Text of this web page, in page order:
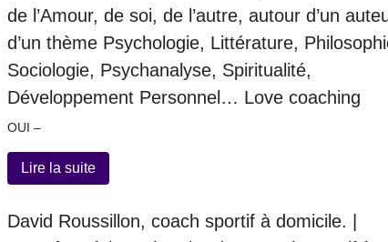
de l’Amour, de soi, de l’autre, autour d’un
d’un thème Psychologie, Littérature,
Sociologie, Psychanalyse, Spiritualité,
Développement Personnel… Love coaching
OUI –
Lire la suite
David Roussillon, coach sportif à domicile. |